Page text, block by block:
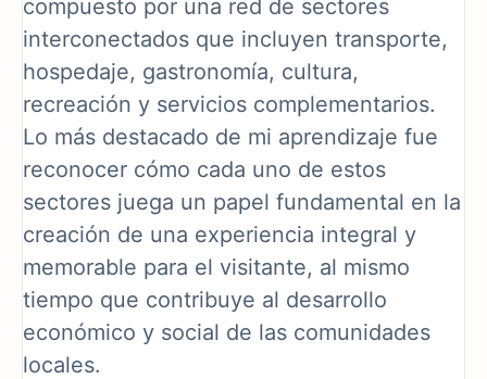
compuesto por una red de sectores
interconectados que incluyen transporte,
hospedaje, gastronomía, cultura,
recreación y servicios complementarios.
Lo más destacado de mi aprendizaje fue
reconocer cómo cada uno de estos
sectores juega un papel fundamental en la
creación de una experiencia integral y
memorable para el visitante, al mismo
tiempo que contribuye al desarrollo
económico y social de las comunidades
locales.